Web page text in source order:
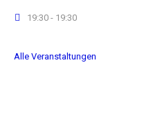
19:30 - 19:30
Alle Veranstaltungen